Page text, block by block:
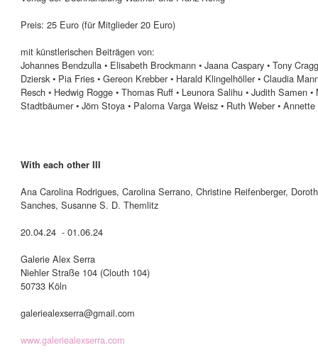
Preis: 25 Euro (für Mitglieder 20 Euro)
mit künstlerischen Beiträgen von:
Johannes Bendzulla • Elisabeth Brockmann • Jaana Caspary • Tony
Dziersk • Pia Fries • Gereon Krebber • Harald Klingelhöller • Claudia
Resch • Hedwig Rogge • Thomas Ruff • Leunora Salihu • Judith Samen
Stadtbäumer • Jörn Stoya • Paloma Varga Weisz • Ruth Weber •
With each other III
Ana Carolina Rodrigues, Carolina Serrano, Christine Reifenberger,
Sanches, Susanne S. D. Themlitz
20.04.24 - 01.06.24
Galerie Alex Serra
Niehler Straße 104 (Clouth 104)
50733 Köln
galeriealexserra@gmail.com
www.galeriealexserra.com